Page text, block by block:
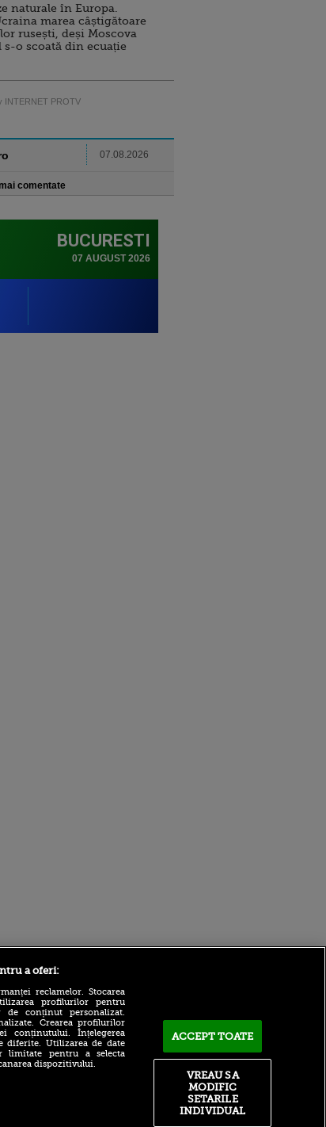
naturale în Europa.
marea câștigătoare
rusești, deși Moscova
o scoată din ecuație
INTERNET PROTV
07.08.2026
comentate
Sport.ro
UTA - Rapid 0-0 | Puncte
a oferi:
reclamelor. Stocarea
profilurilor pentru
de conținut personalizat.
Crearea profilurilor
conținutului. Înțelegerea
diferite. Utilizarea de date
limitate pentru a selecta
dispozitivului.
ACCEPT TOATE
VREAU SA
MODIFIC
SETARILE
INDIVIDUAL